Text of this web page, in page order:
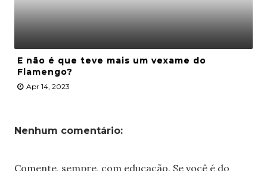
E não é que teve mais um vexame do
Flamengo?
Apr 14, 2023
Nenhum comentário:
Comente, sempre, com educação. Se você é do